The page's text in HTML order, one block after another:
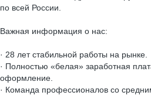
по всей России.
Важная информация о нас:
· 28 лет стабильной работы на рынке.
· Полностью «белая» заработная
оформление.
· Команда профессионалов со